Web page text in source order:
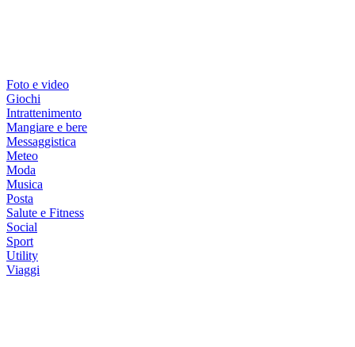
Foto e video
Giochi
Intrattenimento
Mangiare e bere
Messaggistica
Meteo
Moda
Musica
Posta
Salute e Fitness
Social
Sport
Utility
Viaggi